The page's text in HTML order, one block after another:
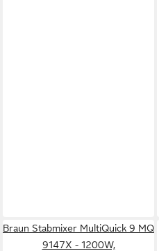
Braun Stabmixer MultiQuick 9 MQ
9147X - 1200W,